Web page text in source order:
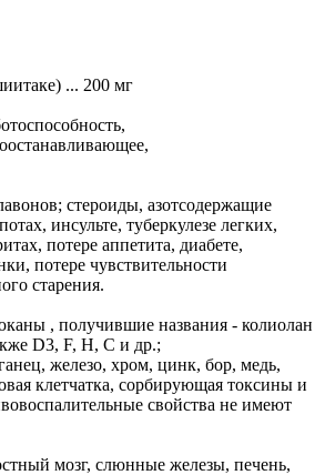
... 200 мг
стероиды, азотсодержащие
инсульте, туберкулезе легких,
потере аппетита, диабете,
потере чувствительности
старения.
, получившие названия - колиолан
D3, F, H, C и др.;
железо, хром, цинк, бор, медь,
клетчатка, сорбирующая токсины и
свойства не имеют
мозг, слюнные железы, печень,